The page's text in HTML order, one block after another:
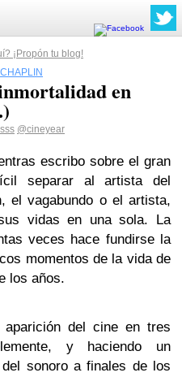
¡Propón tu blog!
en
@cineyear
escribo sobre el gran
separar al artista del
el vagabundo o el artista,
vidas en una sola. La
veces hace fundirse la
momentos de la vida de
los años.
del cine en tres
y haciendo un
sonoro a finales de los